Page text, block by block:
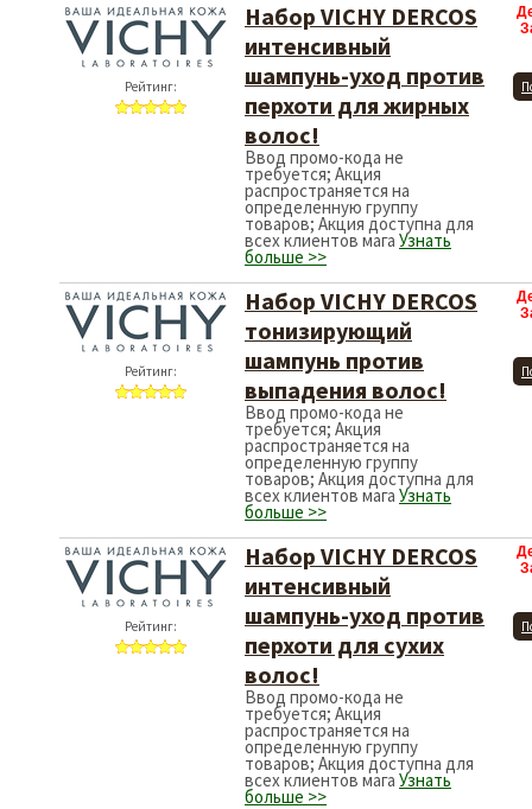
Рейтинг:
Набор VICHY DERCOS
интенсивный
шампунь-уход против
перхоти для жирных
волос!
Ввод промо-кода не
требуется; Акция
распространяется на
определенную группу
товаров; Акция доступна для
всех клиентов мага Узнать
больше >>
Рейтинг:
Набор VICHY DERCOS
тонизирующий
шампунь против
выпадения волос!
Ввод промо-кода не
требуется; Акция
распространяется на
определенную группу
товаров; Акция доступна для
всех клиентов мага Узнать
больше >>
Рейтинг:
Набор VICHY DERCOS
интенсивный
шампунь-уход против
перхоти для сухих
волос!
Ввод промо-кода не
требуется; Акция
распространяется на
определенную группу
товаров; Акция доступна для
всех клиентов мага Узнать
больше >>